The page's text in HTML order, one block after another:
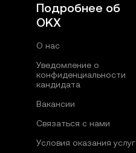
Подробнее об
OKX
О нас
Уведомление о
конфиденциальности
кандидата
Вакансии
Связаться с нами
Условия оказания услуг